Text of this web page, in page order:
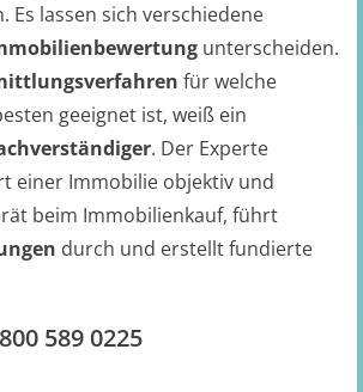
Es lassen sich verschiedene
unterscheiden.
für welche
geeignet ist, weiß ein
. Der Experte
einer Immobilie objektiv und
beim Immobilienkauf, führt
durch und erstellt fundierte
589 0225